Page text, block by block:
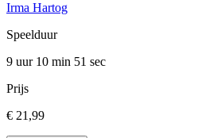
Irma Hartog
Speelduur
9 uur 10 min 51 sec
Prijs
€ 21,99